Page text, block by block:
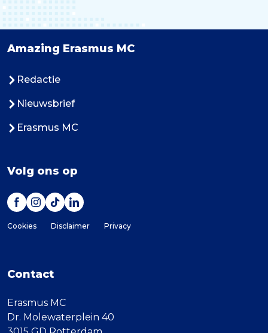
Amazing Erasmus MC
Redactie
Nieuwsbrief
Erasmus MC
Volg ons op
Cookies Disclaimer Privacy
Contact
Erasmus MC
Dr. Molewaterplein 40